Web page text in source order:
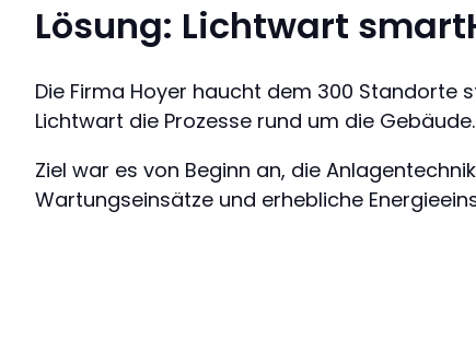
Lösung: Lichtwart
Die Firma Hoyer haucht dem 300 Standorte
Lichtwart die Prozesse rund um die Gebäude.
Ziel war es von Beginn an, die
Wartungseinsätze und erhebliche